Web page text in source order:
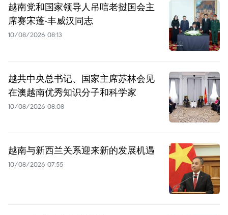
越南党和国家领导人吊唁老挝国会主
席赛宋蓬·丰威汉同志
10/08/2026 08:13
越共中央总书记、国家主席苏林会见
在澳越南优秀知识分子和科学家
10/08/2026 08:08
越南与新西兰关系迎来新的发展机遇
10/08/2026 07:55